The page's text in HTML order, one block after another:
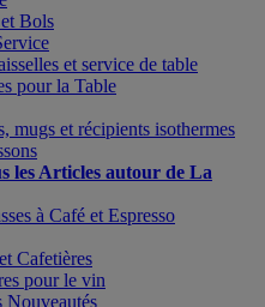
Bols
et service de table
pour la Table
mugs et récipients isothermes
les Articles autour de La
à Café et Espresso
Cafetières
pour le vin
Nouveautés